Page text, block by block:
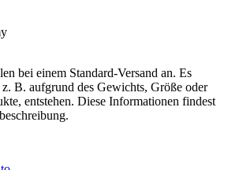
bei einem Standard-Versand an. Es
B. aufgrund des Gewichts, Größe oder
entstehen. Diese Informationen findest